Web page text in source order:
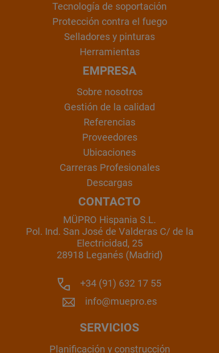
Tecnología de soportación
Protección contra el fuego
Selladores y pinturas
Herramientas
EMPRESA
Sobre nosotros
Gestión de la calidad
Referencias
Proveedores
Ubicaciones
Carreras Profesionales
Descargas
CONTACTO
MÜPRO Hispania S.L.
Pol. Ind. San José de Valderas C/ de la
Electricidad, 25
28918 Leganés (Madrid)
+34 (91) 632 17 55
info@muepro.es
SERVICIOS
Planificación y construcción